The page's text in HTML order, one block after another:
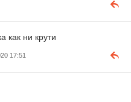
как ни крути
17:51